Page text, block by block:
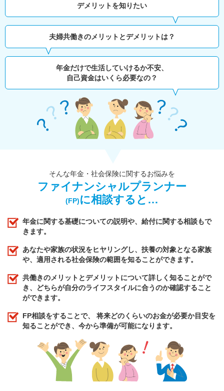
デメリットを知りたい
夫婦共働きのメリットとデメリットは？
年金だけで生活していけるか不安、
自己資金はいくら必要なの？
そんな年金・社会保険に関するお悩みを
ファイナンシャルプランナー
(FP)に相談すると…
年金に関する基礎についての説明や、給付に関する相談もで
きます。
あなたや家族の状況をヒヤリングし、扶養の対象となる家族
や、適用される社会保険の範囲を知ることができます。
共働きのメリットとデメリットについて詳しく知ることがで
き、どちらが自分のライフスタイルに合うのか確認すること
ができます。
FP相談をすることで、 将来どのくらいのお金が必要か目安を
知ることができ、今から準備が可能になります。